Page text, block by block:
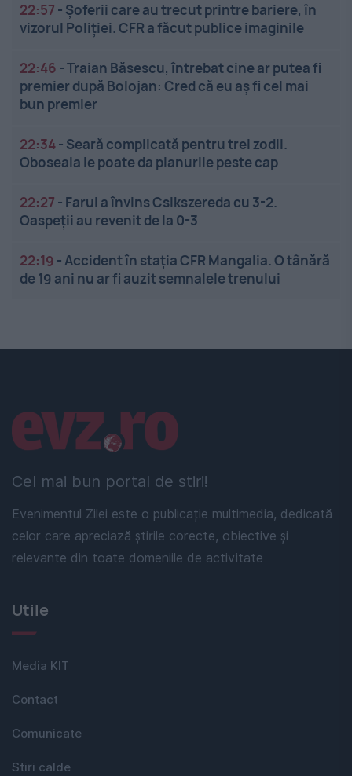
22:57 - Șoferii care au trecut printre bariere, în
vizorul Poliției. CFR a făcut publice imaginile
22:46 -Traian Băsescu, întrebat cine ar putea fi
premier după Bolojan: Cred că eu aș fi cel mai
bun premier
22:34- Seară complicată pentru trei zodii.
Oboseala le poate da planurile peste cap
22:27 - Farul a învins Csikszereda cu 3-2.
Oaspeții au revenit de la 0-3
22:19 -Accident în stația CFR Mangalia. O tânără
de 19 ani nu ar fi auzit semnalele trenului
Cel mai bun portal de stiri!
Evenimentul Zilei este o publicație multimedia, dedicată
celor care apreciază știrile corecte, obiective și
relevante din toate domeniile de activitate
Linkuri utile
Utile
Media KIT
Contact
Comunicate
Stiri calde